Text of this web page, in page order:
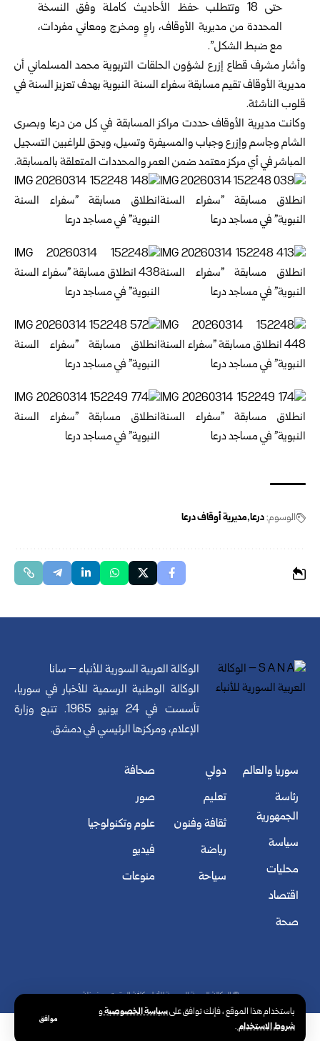
باستخدام هذا الموقع ، فإنك توافق علىسياسة الخصوصيةو
شروط الاستخدام.
موافق
حتى 18 وتتطلب حفظ الأحاديث كاملة وفق النسخة
المحددة من مديرية الأوقاف، راوٍ ومخرج ومعاني مفردات،
مع ضبط الشكل”.
وأشار مشرف قطاع إزرع لشؤون الحلقات التربوية محمد المسلماني أن
مديرية الأوقاف تقيم مسابقة سفراء السنة النبوية بهدف تعزيز السنة في
قلوب الناشئة.
وكانت مديرية الأوقاف حددت مراكز المسابقة في كل من درعا وبصرى
الشام وجاسم وإزرع وجباب والمسيفرة وتسيل، ويحق للراغبين التسجيل
المباشر في أي مركز معتمد ضمن العمر والمحددات المتعلقة بالمسابقة.
الوسوم:درعا مديرية أوقاف درعا
الوكالة العربية السورية للأنباء – سانا
الوكالة الوطنية الرسمية للأخبار في سوريا،
تأسست في 24 يونيو 1965. تتبع وزارة
الإعلام، ومركزها الرئيسي في دمشق.
سوريا والعالم
رئاسة
الجمهورية
سياسة
محليات
اقتصاد
صحة
دولي
تعليم
ثقافة وفنون
رياضة
سياحة
صحافة
صور
علوم وتكنولوجيا
فيديو
منوعات
© الوكالة العربية السورية للأنباء. كافة الحقوق محفوظة.